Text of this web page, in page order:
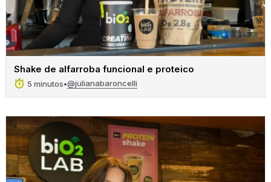
Shake de alfarroba funcional e proteico
5 minutos•@julianabaroncelli